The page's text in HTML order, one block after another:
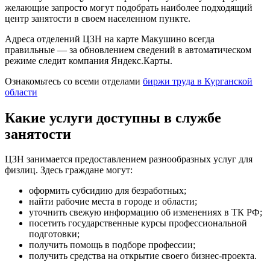
желающие запросто могут подобрать наиболее подходящий
центр занятости в своем населенном пункте.
Адреса отделений ЦЗН на карте Макушино всегда
правильные — за обновлением сведений в автоматическом
режиме следит компания Яндекс.Карты.
Ознакомьтесь со всеми отделами биржи труда в Курганской
области
Какие услуги доступны в службе
занятости
ЦЗН занимается предоставлением разнообразных услуг для
физлиц. Здесь граждане могут:
оформить субсидию для безработных;
найти рабочие места в городе и области;
уточнить свежую информацию об изменениях в ТК РФ;
посетить государственные курсы профессиональной
подготовки;
получить помощь в подборе профессии;
получить средства на открытие своего бизнес-проекта.